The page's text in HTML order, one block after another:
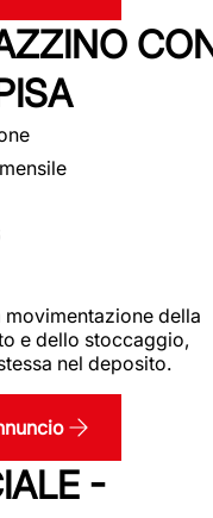
della
e dello stoccaggio,
nel deposito.
-